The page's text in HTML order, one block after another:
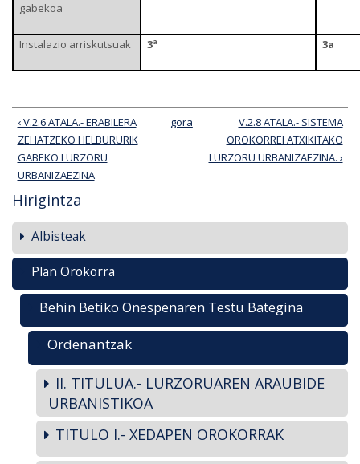
gabekoa
Instalazio arriskutsuak 3ª 3a
‹ V.2.6 ATALA.- ERABILERA
ZEHATZEKO HELBURURIK
GABEKO LURZORU
URBANIZAEZINA
gora
V.2.8 ATALA.- SISTEMA
OROKORREI ATXIKITAKO
LURZORU URBANIZAEZINA. ›
Hirigintza
Albisteak
Plan Orokorra
Behin Betiko Onespenaren Testu Bategina
Ordenantzak
II. TITULUA.- LURZORUAREN ARAUBIDE
URBANISTIKOA
TITULO I.- XEDAPEN OROKORRAK